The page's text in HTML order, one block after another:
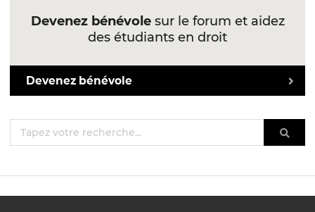
Devenez bénévolesur le forum et aidez
des étudiants en droit
Devenez bénévole